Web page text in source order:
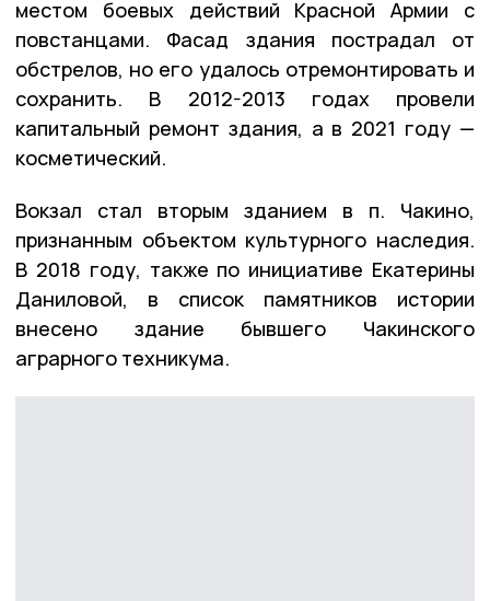
местом боевых действий Красной Армии с
повстанцами. Фасад здания пострадал от
обстрелов, но его удалось отремонтировать и
сохранить. В 2012-2013 годах провели
капитальный ремонт здания, а в 2021 году —
косметический.
Вокзал стал вторым зданием в п. Чакино,
признанным объектом культурного наследия.
В 2018 году, также по инициативе Екатерины
Даниловой, в список памятников истории
внесено здание бывшего Чакинского
аграрного техникума.